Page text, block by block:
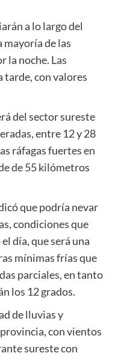
a lo largo del
de las
la noche. Las
tarde, con valores
del sector sureste
entre 12 y 28
ráfagas fuertes en
de 55 kilómetros
que podría nevar
condiciones que
día, que será una
mínimas frías que
parciales, en tanto
los 12 grados.
de lluvias y
con vientos
sureste con